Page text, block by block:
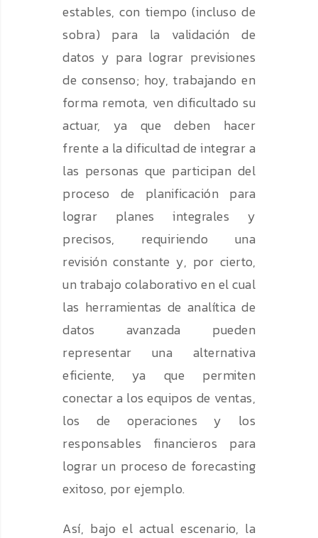
estables, con tiempo (incluso de
sobra) para la validación de
datos y para lograr previsiones
de consenso; hoy, trabajando en
forma remota, ven dificultado su
actuar, ya que deben hacer
frente a la dificultad de integrar a
las personas que participan del
proceso de planificación para
lograr planes integrales y
precisos, requiriendo una
revisión constante y, por cierto,
un trabajo colaborativo en el cual
las herramientas de analítica de
datos avanzada pueden
representar una alternativa
eficiente, ya que permiten
conectar a los equipos de ventas,
los de operaciones y los
responsables financieros para
lograr un proceso de forecasting
exitoso, por ejemplo.
Así, bajo el actual escenario, la